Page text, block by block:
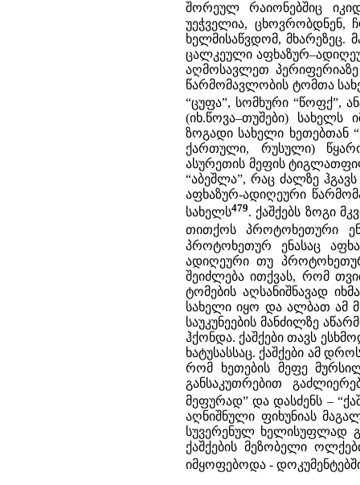
შორეულ რაიონებშიც
უეჭველია, ცხოვრობდნენ,
ხელმისაწვდომ,
ცალკეული
აღმოსავლეთ
წარმომავლობის ტომთა
“ცუფა”, სომხური “წოფქ”,
(იხ.წოვა–თუშები)
ზოგადი სახელი ხეთებთან
ქართული, რუსული)
ასურეთის მეფის
“აბეშლა”, რაც ძალზე
აფხაზურ-ადიღეური
სახელს479. ქაშქებს ზოგი
თითქოს პროტოხეთური
პროტოხეთურ ენასაც
ადიღეური თუ
შეიძლება ითქვას, რომ
ტომების აღსანიშნავად
სახელი იყო და ალბათ ამ
საუკუნეების მანძილზე
ჰქონდა. ქაშქები თავს
ხატუსასსაც. ქაშქები ამ
რომ ხეთების მეფე
განსაკუთრებით
მეფურად” და დასძენს –
აღნიშნული ფიხუნიას
სუვერენულ ხელისუფლად
ქაშქების მეზობელი
იმყოფებოდა -